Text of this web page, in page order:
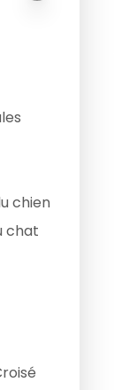
chien
chat